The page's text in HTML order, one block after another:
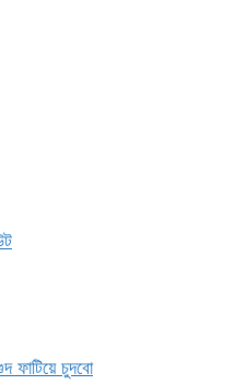
ফাটিয়ে চুদবো